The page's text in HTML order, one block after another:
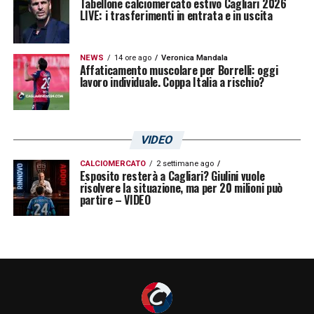
squadra allenata dal tecnico Davide Nicola!
LA PLAYLIST DELLE NOSTRE TOP NEWS
Tabellone calciomercato estivo Cagliari 2026
LIVE: i trasferimenti in entrata e in uscita
NEWS 14 ore ago Veronica Mandala
Affaticamento muscolare per Borrelli: oggi
lavoro individuale. Coppa Italia a rischio?
VIDEO
CALCIOMERCATO 2 settimane ago
Esposito resterà a Cagliari? Giulini vuole
risolvere la situazione, ma per 20 milioni può
partire – VIDEO